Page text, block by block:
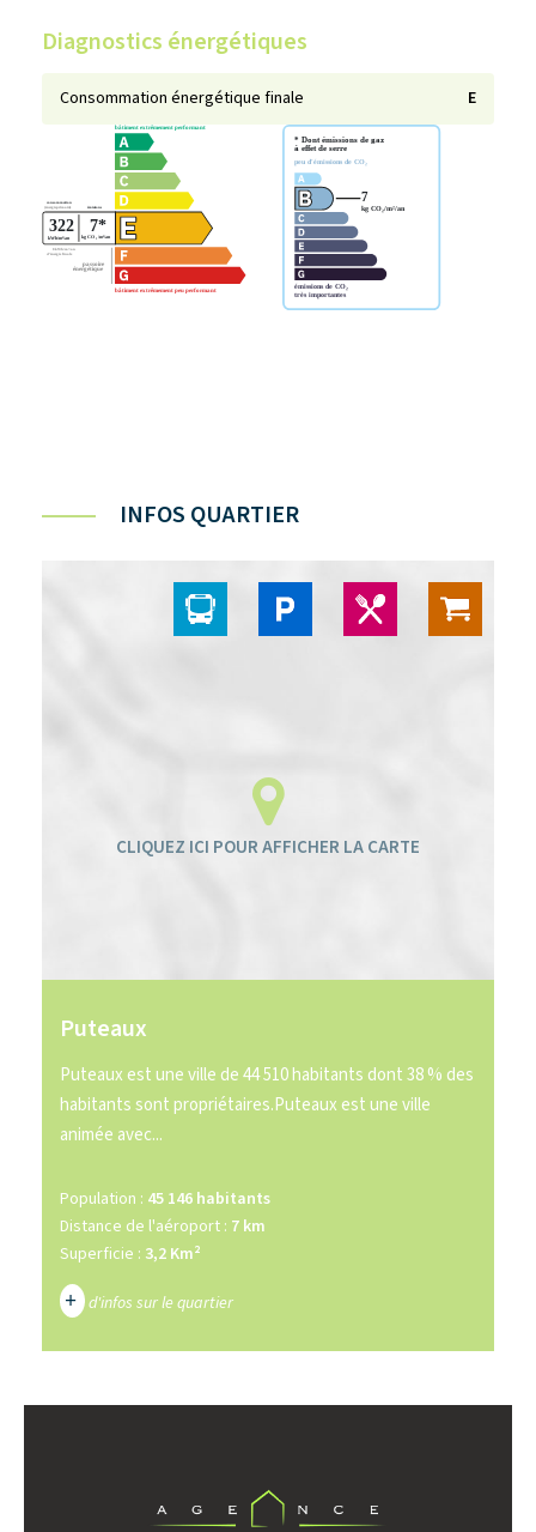
Diagnostics énergétiques
Consommation énergétique finale E
INFOS QUARTIER
Puteaux
Puteaux est une ville de 44 510 habitants dont 38 % des
habitants sont propriétaires.Puteaux est une ville
animée avec...
Population : 45 146 habitants
Distance de l'aéroport : 7 km
Superficie : 3,2 Km²
+ d'infos sur le quartier
TAUX DE PROPRIÉTAIRES TAUX D'HABITATION